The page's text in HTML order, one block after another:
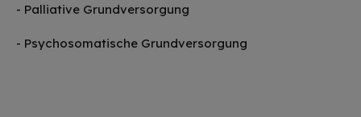
- Palliative Grundversorgung
- Psychosomatische Grundversorgung